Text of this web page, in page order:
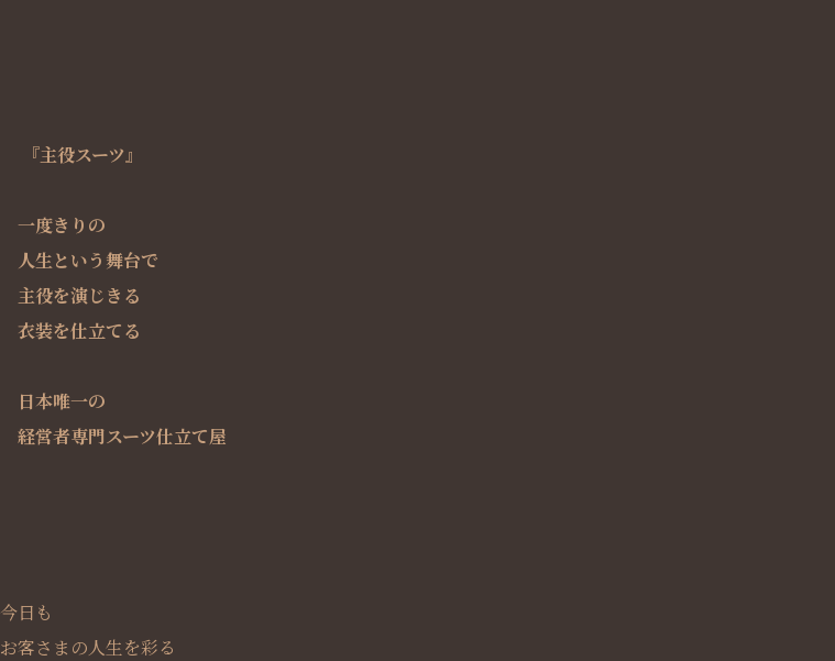
『主役スーツ』
一度きりの
人生という舞台で
主役を演じきる
衣装を仕立てる
日本唯一の
経営者専門スーツ仕立て屋
今日も
お客さまの人生を彩る